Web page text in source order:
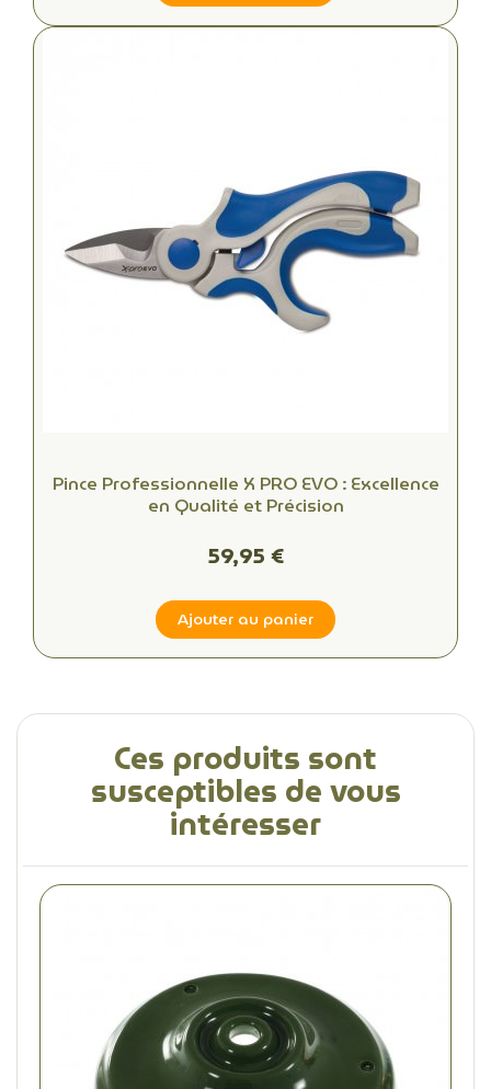
Pince Professionnelle X PRO EVO : Excellence
en Qualité et Précision
59,95 €
Ajouter au panier
Ces produits sont
susceptibles de vous
intéresser